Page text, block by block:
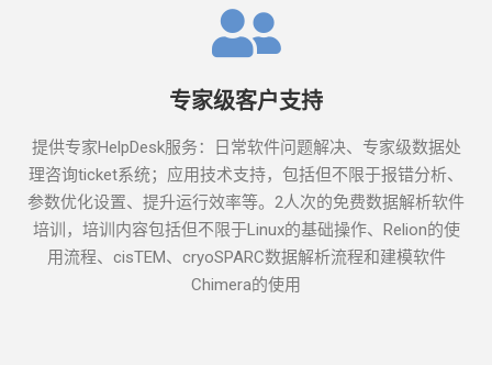
专家级客户支持
提供专家HelpDesk服务：日常软件问题解决、专家级数据处
理咨询ticket系统；应用技术支持，包括但不限于报错分析、
参数优化设置、提升运行效率等。2人次的免费数据解析软件
培训，培训内容包括但不限于Linux的基础操作、Relion的使
用流程、cisTEM、cryoSPARC数据解析流程和建模软件
Chimera的使用